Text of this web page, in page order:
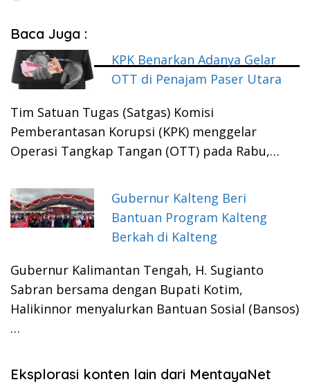
Baca Juga :
KPK Benarkan Adanya Gelar
OTT di Penajam Paser Utara
Tim Satuan Tugas (Satgas) Komisi
Pemberantasan Korupsi (KPK) menggelar
Operasi Tangkap Tangan (OTT) pada Rabu,…
Gubernur Kalteng Beri
Bantuan Program Kalteng
Berkah di Kalteng
Gubernur Kalimantan Tengah, H. Sugianto
Sabran bersama dengan Bupati Kotim,
Halikinnor menyalurkan Bantuan Sosial (Bansos)
…
Eksplorasi konten lain dari MentayaNet